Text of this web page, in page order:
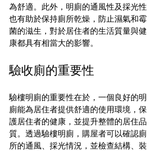
為舒適。此外，明廁的通風性及採光性
也有助於保持廁所乾燥，防止濕氣和霉
菌的滋生，對於居住者的生活質量與健
康都具有相當大的影響。
驗收廁的重要性
驗樓明廁的重要性在於，一個良好的明
廁能為居住者提供舒適的使用環境，保
護居住者的健康，並提升整體的居住品
質。透過驗樓明廁，購屋者可以確認廁
所的通風、採光情況，並檢查結構、裝